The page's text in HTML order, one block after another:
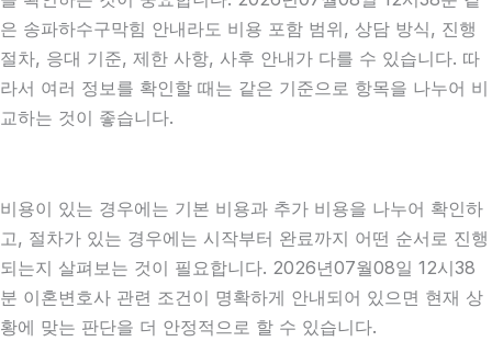
은 송파하수구막힘 안내라도 비용 포함 범위, 상담 방식, 진행
절차, 응대 기준, 제한 사항, 사후 안내가 다를 수 있습니다. 따
라서 여러 정보를 확인할 때는 같은 기준으로 항목을 나누어 비
교하는 것이 좋습니다.
비용이 있는 경우에는 기본 비용과 추가 비용을 나누어 확인하
고, 절차가 있는 경우에는 시작부터 완료까지 어떤 순서로 진행
되는지 살펴보는 것이 필요합니다. 2026년07월08일 12시38
분 이혼변호사 관련 조건이 명확하게 안내되어 있으면 현재 상
황에 맞는 판단을 더 안정적으로 할 수 있습니다.